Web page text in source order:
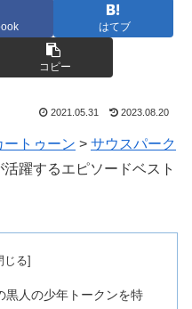
はてブ
コピー
2021.05.31 2023.08.20
ートゥーン > サウスパーク
躍するエピソードベスト
黒人の少年トークンを特